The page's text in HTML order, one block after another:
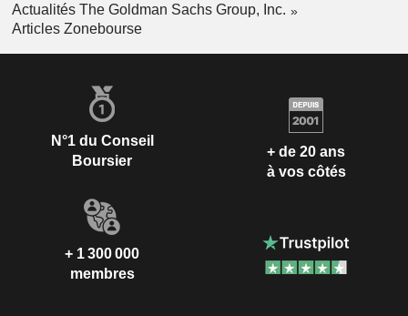
Actualités The Goldman Sachs Group, Inc.
Articles Zonebourse
N°1 du Conseil
Boursier
+ de 20 ans
à vos côtés
+ 1 300 000
membres